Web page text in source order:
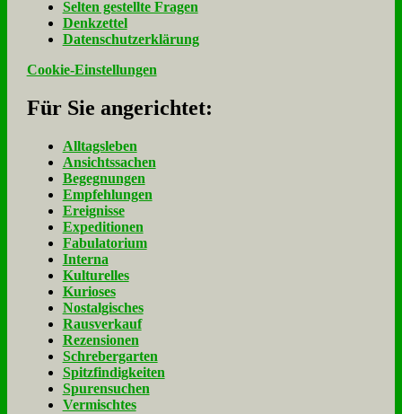
Sel­ten ge­stell­te Fra­gen
Denk­zet­tel
Da­ten­schutz­er­klä­rung
Cookie-Einstellungen
Für Sie an­ge­rich­tet:
Alltagsleben
Ansichtssachen
Begegnungen
Empfehlungen
Ereignisse
Expeditionen
Fabulatorium
Interna
Kulturelles
Kurioses
Nostalgisches
Rausverkauf
Rezensionen
Schrebergarten
Spitzfindigkeiten
Spurensuchen
Vermischtes